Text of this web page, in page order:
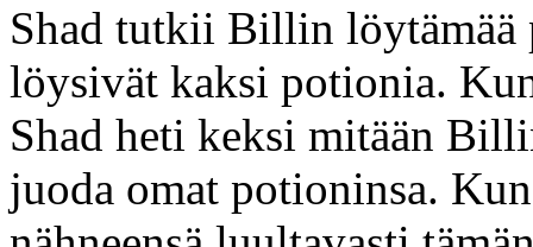
Shad tutkii Billin löytämää
löysivät kaksi potionia.
Shad heti keksi mitään
juoda omat potioninsa.